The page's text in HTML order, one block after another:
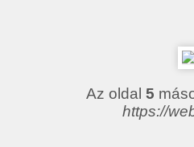
Az oldal 5
https://